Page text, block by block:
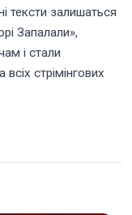
тексти залишаться
Запалали»,
і стали
стрімінгових